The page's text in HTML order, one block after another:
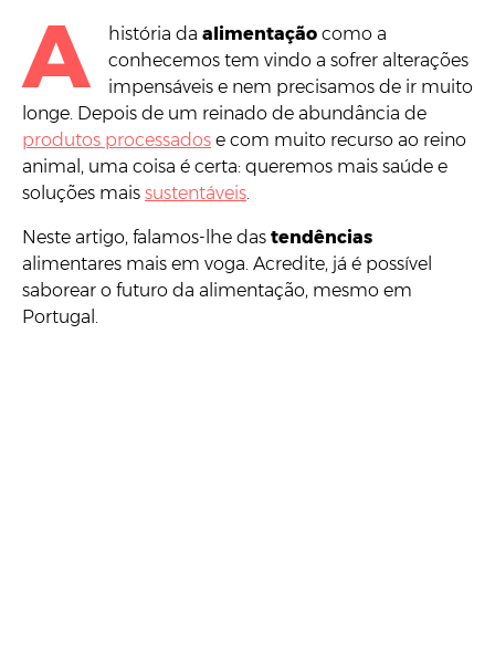
A história da alimentação como a
conhecemos tem vindo a sofrer alterações
impensáveis e nem precisamos de ir muito
longe. Depois de um reinado de abundância de
produtos processados e com muito recurso ao reino
animal, uma coisa é certa: queremos mais saúde e
soluções mais sustentáveis.
Neste artigo, falamos-lhe das tendências
alimentares mais em voga. Acredite, já é possível
saborear o futuro da alimentação, mesmo em
Portugal.